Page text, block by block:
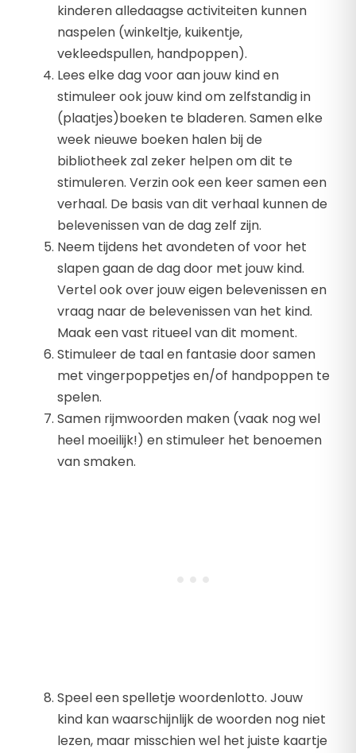
kinderen alledaagse activiteiten kunnen
naspelen (winkeltje, kuikentje,
vekleedspullen, handpoppen).
Lees elke dag voor aan jouw kind en
stimuleer ook jouw kind om zelfstandig in
(plaatjes)boeken te bladeren. Samen elke
week nieuwe boeken halen bij de
bibliotheek zal zeker helpen om dit te
stimuleren. Verzin ook een keer samen een
verhaal. De basis van dit verhaal kunnen de
belevenissen van de dag zelf zijn.
Neem tijdens het avondeten of voor het
slapen gaan de dag door met jouw kind.
Vertel ook over jouw eigen belevenissen en
vraag naar de belevenissen van het kind.
Maak een vast ritueel van dit moment.
Stimuleer de taal en fantasie door samen
met vingerpoppetjes en/of handpoppen te
spelen.
Samen rijmwoorden maken (vaak nog wel
heel moeilijk!) en stimuleer het benoemen
van smaken.
Speel een spelletje woordenlotto. Jouw
kind kan waarschijnlijk de woorden nog niet
lezen, maar misschien wel het juiste kaartje